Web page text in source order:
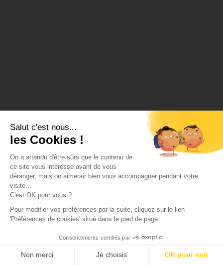
Salut c'est nous...
les Cookies !
On a attendu d'être sûrs que le contenu de
ce site vous intéresse avant de vous
déranger, mais on aimerait bien vous accompagner pendant votre
visite...
C'est OK pour vous ?
Pour modifier vos préférences par la suite, cliquez sur le lien
'Préférences de cookies' situé dans le pied de page.
Consentements certifiés par
Non merci Je choisis OK pour moi